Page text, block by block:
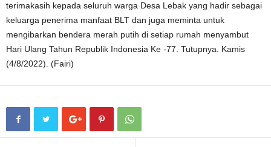
terimakasih kepada seluruh warga Desa Lebak yang hadir sebagai
keluarga penerima manfaat BLT dan juga meminta untuk
mengibarkan bendera merah putih di setiap rumah menyambut
Hari Ulang Tahun Republik Indonesia Ke -77. Tutupnya. Kamis
(4/8/2022). (Fairi)